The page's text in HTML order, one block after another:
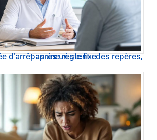
Durée d’arrêt après un stent : des repères, pas une règle fixe